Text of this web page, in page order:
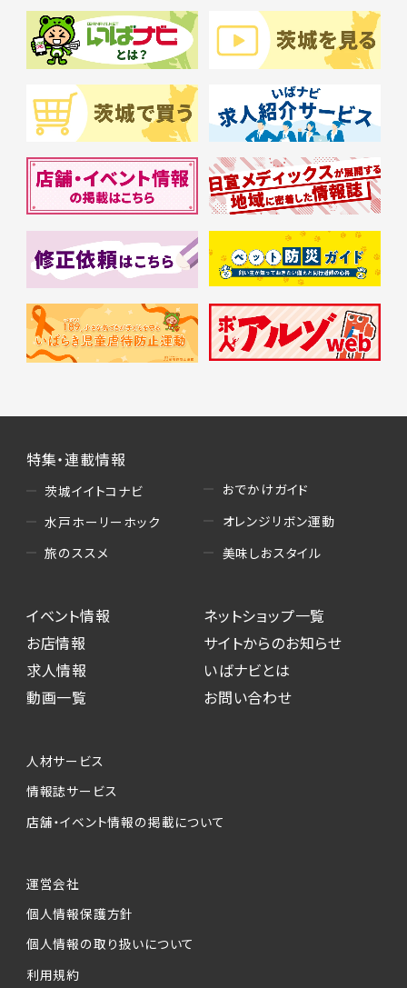
特集・連載情報
茨城イイトコナビ
水戸ホーリーホック
旅のススメ
おでかけガイド
オレンジリボン運動
美味しおスタイル
イベント情報
お店情報
求人情報
動画一覧
ネットショップ一覧
サイトからのお知らせ
いばナビとは
お問い合わせ
人材サービス
情報誌サービス
店舗・イベント情報の掲載について
運営会社
個人情報保護方針
個人情報の取り扱いについて
利用規約